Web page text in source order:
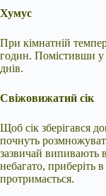
Хумус
При кімнатній
годин. Помістивши у
днів.
Свіжовижатий сік
Щоб сік зберігався
почнуть
зазвичай випивають
небагато, приберіть
протримається.